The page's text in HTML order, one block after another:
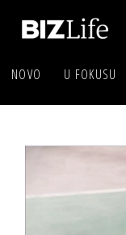
NOVO U FOKUSU